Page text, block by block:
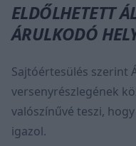
ELDŐLHETETT
ÁRULKODÓ
Sajtóértesülés szerint
versenyrészlegének
valószínűvé teszi,
igazol.